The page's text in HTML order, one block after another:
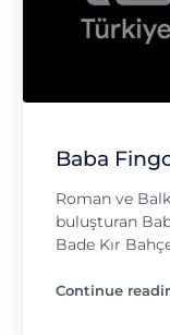
Baba
Roman ve
buluşturan
Bade Kır
Continue
"Baba Fingo